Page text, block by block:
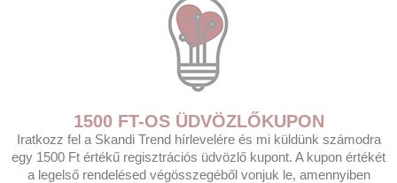
1500 FT-OS ÜDVÖZLŐKUPON
Iratkozz fel a Skandi Trend hírlevelére és mi küldünk számodra
egy 1500 Ft értékű regisztrációs üdvözlő kupont. A kupon értékét
a legelső rendelésed végösszegéből vonjuk le, amennyiben